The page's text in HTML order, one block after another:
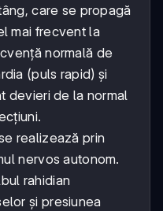
care se propagă
mai frecvent la
normală de
(puls rapid) și
devieri de la normal
realizează prin
nervos autonom.
rahidian
și presiunea